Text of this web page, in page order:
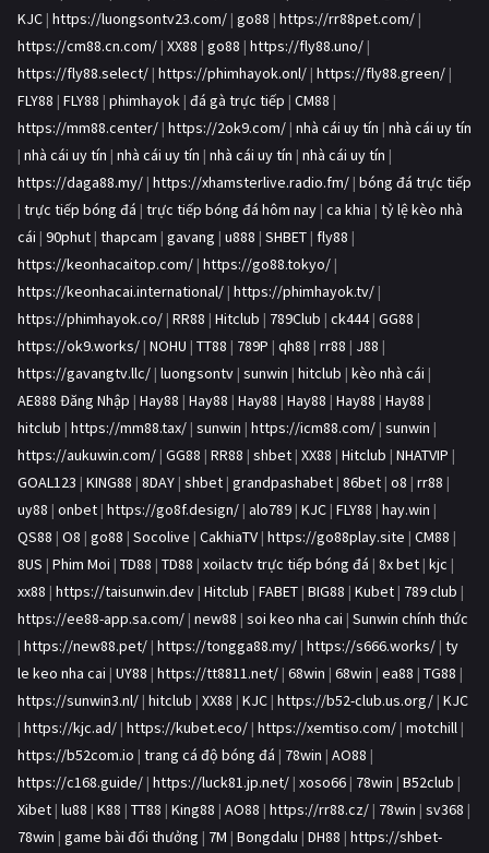
KJC | https://luongsontv23.com/ | go88 | https://rr88pet.com/ |
https://cm88.cn.com/ | XX88 | go88 | https://fly88.uno/ |
https://fly88.select/ | https://phimhayok.onl/ | https://fly88.green/ |
FLY88 | FLY88 | phimhayok | đá gà trực tiếp | CM88 |
https://mm88.center/ | https://2ok9.com/ | nhà cái uy tín | nhà cái uy tín
| nhà cái uy tín | nhà cái uy tín | nhà cái uy tín | nhà cái uy tín |
https://daga88.my/ | https://xhamsterlive.radio.fm/ | bóng đá trực tiếp
| trực tiếp bóng đá | trực tiếp bóng đá hôm nay | ca khia | tỷ lệ kèo nhà
cái | 90phut | thapcam | gavang | u888 | SHBET | fly88 |
https://keonhacaitop.com/ | https://go88.tokyo/ |
https://keonhacai.international/ | https://phimhayok.tv/ |
https://phimhayok.co/ | RR88 | Hitclub | 789Club | ck444| GG88 |
https://ok9.works/ | NOHU | TT88 | 789P | qh88 | rr88 | J88 |
https://gavangtv.llc/ | luongsontv | sunwin | hitclub | kèo nhà cái |
AE888 Đăng Nhập | Hay88 | Hay88 | Hay88 | Hay88 | Hay88 | Hay88 |
hitclub | https://mm88.tax/ | sunwin | https://icm88.com/ | sunwin |
https://aukuwin.com/ | GG88 | RR88 | shbet | XX88 | Hitclub | NHATVIP |
GOAL123 | KING88 | 8DAY | shbet | grandpashabet | 86bet | o8 | rr88 |
uy88 | onbet | https://go8f.design/ | alo789 | KJC | FLY88 | hay.win |
QS88 | O8 | go88 | Socolive | CakhiaTV | https://go88play.site | CM88 |
8US | Phim Moi | TD88 | TD88 | xoilactv trực tiếp bóng đá | 8x bet | kjc |
xx88 | https://taisunwin.dev | Hitclub | FABET | BIG88 | Kubet | 789 club |
https://ee88-app.sa.com/ | new88 | soi keo nha cai | Sunwin chính thức
| https://new88.pet/ | https://tongga88.my/ | https://s666.works/ | ty
le keo nha cai | UY88 | https://tt8811.net/ | 68win | 68win | ea88 | TG88 |
https://sunwin3.nl/ | hitclub | XX88 | KJC | https://b52-club.us.org/ | KJC
| https://kjc.ad/ | https://kubet.eco/ | https://xemtiso.com/ | motchill |
https://b52com.io | trang cá độ bóng đá | 78win | AO88 |
https://c168.guide/ | https://luck81.jp.net/ | xoso66 | 78win | B52club |
Xibet | lu88 | K88 | TT88 | King88 | AO88 | https://rr88.cz/ | 78win | sv368 |
78win | game bài đổi thưởng | 7M | Bongdalu | DH88 | https://shbet-